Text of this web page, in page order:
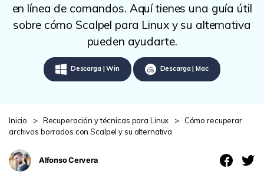
Recoverit para Mac
Recupera datos ilimitados del sistema Mac
Pruébalo Gratis
Recupera datos perdidos/eliminados gratis
Recuperar Documentos
Escenarios de Pérdida de Datos
VER TODAS LAS FUNCIONES
Historias de Clientes
Temas Destacados
DESCARGAR Sign In
search
en línea de comandos. Aquí tienes una guía útil
sobre cómo Scalpel para Linux y su alternativa
pueden ayudarte.
Descarga | Win Descarga | Mac
Inicio > Recuperación y técnicas para Linux >
Cómo recuperar
archivos borrados con Scalpel y su alternativa
Alfonso Cervera